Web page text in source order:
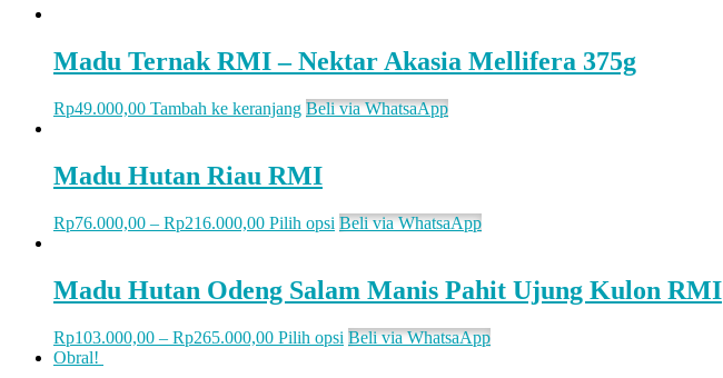
Madu Ternak RMI – Nektar Akasia Mellifera 375g
Rp49.000,00 Tambah ke keranjang Beli via WhatsaApp
Madu Hutan Riau RMI
Rp76.000,00 – Rp216.000,00 Pilih opsi Beli via WhatsaApp
Madu Hutan Odeng Salam Manis Pahit Ujung Kulon RMI
Rp103.000,00 – Rp265.000,00 Pilih opsi Beli via WhatsaApp
Obral!